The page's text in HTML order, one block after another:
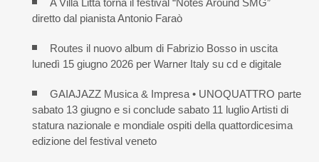
diretto dal pianista Antonio Faraò
Routes il nuovo album di Fabrizio Bosso in uscita
lunedì 15 giugno 2026 per Warner Italy su cd e digitale
GAIAJAZZ Musica & Impresa • UNOQUATTRO parte
sabato 13 giugno e si conclude sabato 11 luglio Artisti di
statura nazionale e mondiale ospiti della quattordicesima
edizione del festival veneto